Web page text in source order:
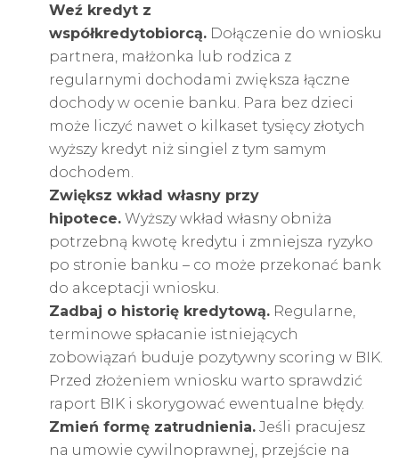
Weź kredyt z
współkredytobiorcą. Dołączenie do wniosku
partnera, małżonka lub rodzica z
regularnymi dochodami zwiększa łączne
dochody w ocenie banku. Para bez dzieci
może liczyć nawet o kilkaset tysięcy złotych
wyższy kredyt niż singiel z tym samym
dochodem.
Zwiększ wkład własny przy
hipotece. Wyższy wkład własny obniża
potrzebną kwotę kredytu i zmniejsza ryzyko
po stronie banku – co może przekonać bank
do akceptacji wniosku.
Zadbaj o historię kredytową. Regularne,
terminowe spłacanie istniejących
zobowiązań buduje pozytywny scoring w BIK.
Przed złożeniem wniosku warto sprawdzić
raport BIK i skorygować ewentualne błędy.
Zmień formę zatrudnienia. Jeśli pracujesz
na umowie cywilnoprawnej, przejście na